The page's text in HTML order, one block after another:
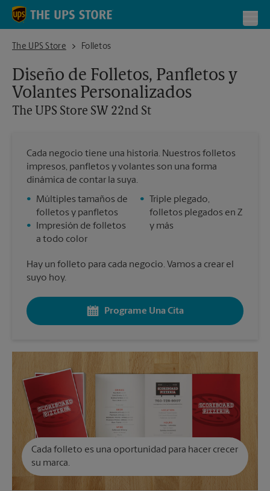
Skip to content
Return to Nav
The UPS Store
The UPS Store SW 22nd St
Folletos
Diseño de Folletos, Panfletos y
Volantes Personalizados
The UPS Store SW 22nd St
Cada negocio tiene una historia. Nuestros folletos
impresos, panfletos y volantes son una forma
dinámica de contar la suya.
•
Múltiples tamaños de
folletos y panfletos
•
Impresión de folletos
a todo color
•
Triple plegado,
folletos plegados en Z
y más
Hay un folleto para cada negocio. Vamos a crear el
suyo hoy.
Programe Una Cita
Cada folleto es una oportunidad para hacer crecer
su marca.